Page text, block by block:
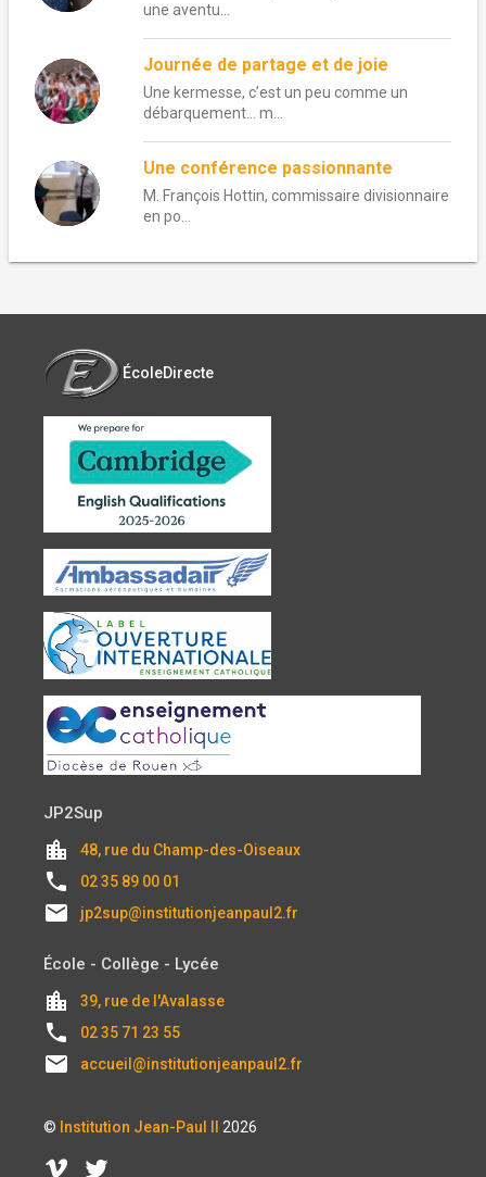
une aventu...
Journée de partage et de joie
Une kermesse, c’est un peu comme un
débarquement… m...
Une conférence passionnante
M. François Hottin, commissaire divisionnaire
en po...
ÉcoleDirecte
JP2Sup
location_city 48, rue du Champ-des-Oiseaux
local_phone 02 35 89 00 01
email jp2sup@institutionjeanpaul2.fr
École - Collège - Lycée
location_city 39, rue de l'Avalasse
local_phone 02 35 71 23 55
email accueil@institutionjeanpaul2.fr
© Institution Jean-Paul II 2026